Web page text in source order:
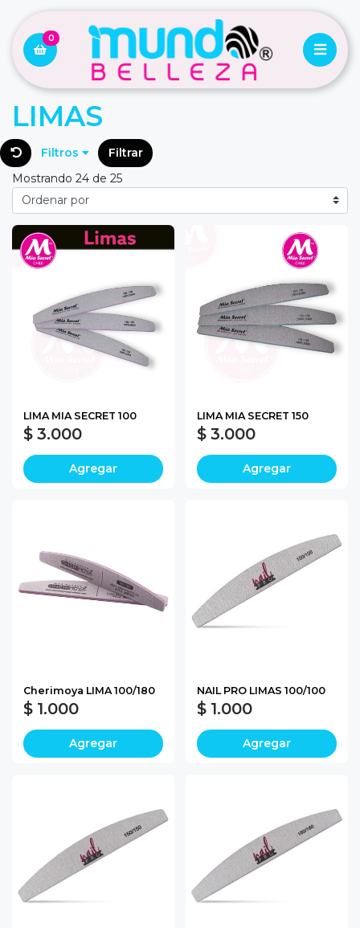
0
LIMAS
Filtros
Filtrar
Mostrando 24 de 25
LIMA MIA SECRET 100
$ 3.000
Agregar
LIMA MIA SECRET 150
$ 3.000
Agregar
Cherimoya LIMA 100/180
$ 1.000
Agregar
NAIL PRO LIMAS 100/100
$ 1.000
Agregar